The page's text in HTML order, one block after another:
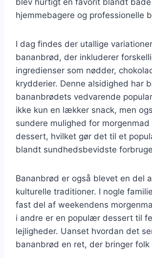
hjemmebagere og professionelle
I dag findes der utallige
bananbrød, der inkluderer
ingredienser som nødder,
krydderier. Denne alsidighed har
bananbrødets vedvarende
ikke kun en lækker snack, men
sundere mulighed for morgenmad
dessert, hvilket gør det til et
blandt sundhedsbevidste
Bananbrød er også blevet en del
kulturelle traditioner. I nogle
fast del af weekendens
i andre er en populær dessert til
lejligheder. Uanset hvordan det
bananbrød en ret, der bringer folk